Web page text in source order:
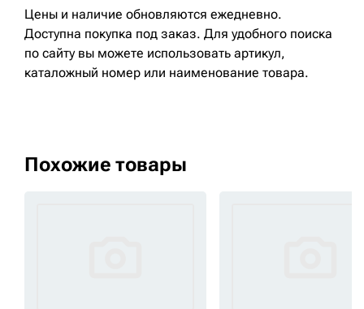
Цены и наличие обновляются ежедневно.
Доступна покупка под заказ. Для удобного поиска
по сайту вы можете использовать артикул,
каталожный номер или наименование товара.
Похожие товары